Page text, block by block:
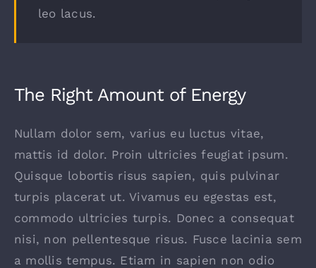
leo lacus.
The Right Amount of Energy
Nullam dolor sem, varius eu luctus vitae,
mattis id dolor. Proin ultricies feugiat ipsum.
Quisque lobortis risus sapien, quis pulvinar
turpis placerat ut. Vivamus eu egestas est,
commodo ultricies turpis. Donec a consequat
nisi, non pellentesque risus. Fusce lacinia sem
a mollis tempus. Etiam in sapien non odio